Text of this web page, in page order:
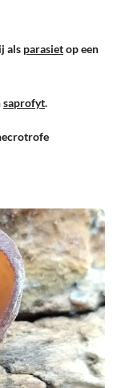
als parasietop een
saprofyt.